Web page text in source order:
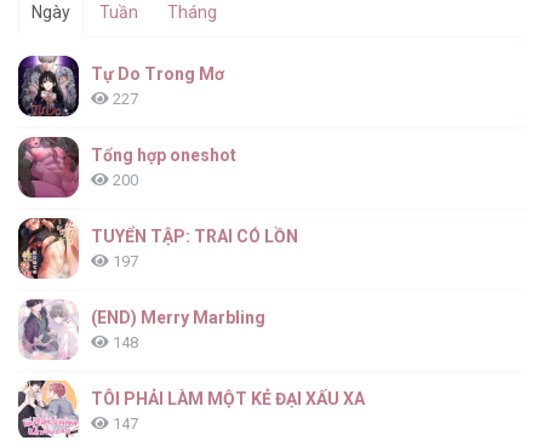
Ngày Tuần Tháng
Tự Do Trong Mơ
227
Tổng hợp oneshot
200
TUYỂN TẬP: TRAI CÓ LỒN
197
(END) Merry Marbling
148
TÔI PHẢI LÀM MỘT KẺ ĐẠI XẤU XA
147